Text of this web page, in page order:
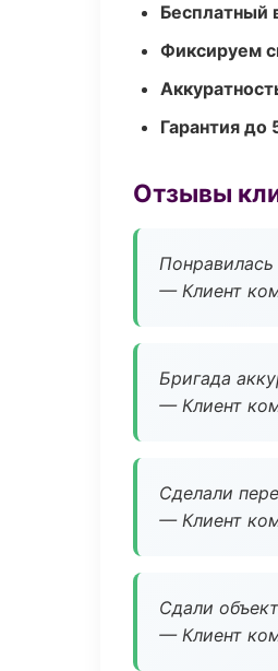
Бесплатный
Фиксируем
Гарантия до
Отзывы
— Клиент
Бригада
— Клиент
Сделали
— Клиент
Сдали
— Клиент